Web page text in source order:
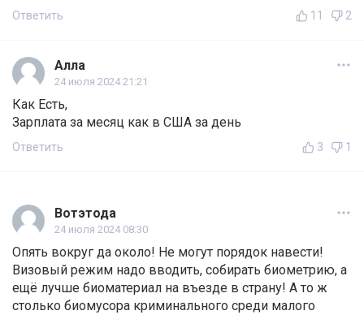
Ответить 11 2
Алла
24 июля 2024 21:21
Как Есть,
Зарплата за месяц как в США за день
Ответить 3 1
Вотэтода
24 июля 2024 08:30
Опять вокруг да около! Не могут порядок навести!
Визовый режим надо вводить, собирать биометрию, а
ещё лучше биоматериал на въезде в страну! А то ж
столько биомусора криминального среди малого